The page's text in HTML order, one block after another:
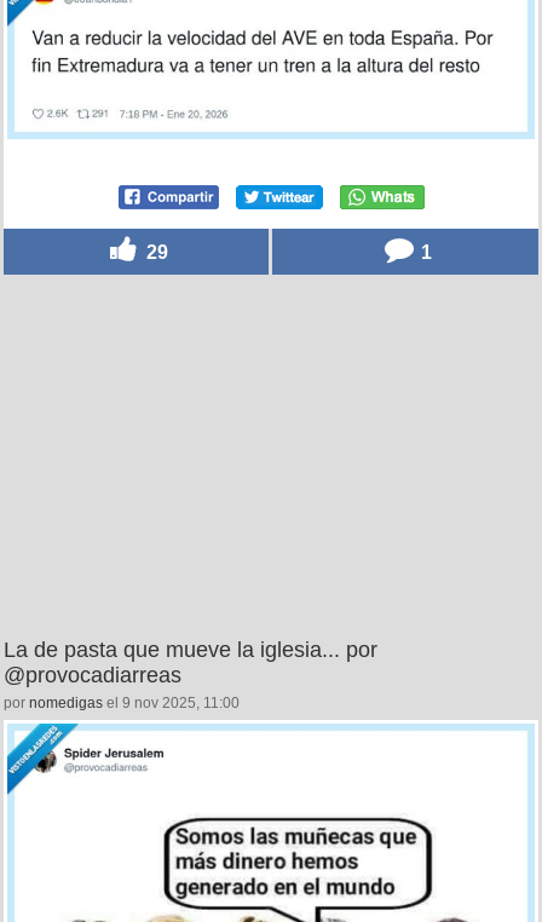
29 1
La de pasta que mueve la iglesia... por
@provocadiarreas
por nomedigas el 9 nov 2025, 11:00